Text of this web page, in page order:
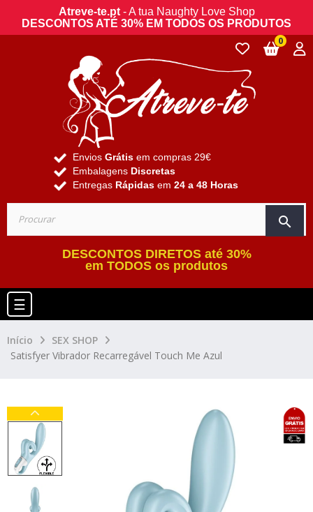
Atreve-te.pt- A tua Naughty Love Shop
DESCONTOS ATÉ 30% EM TODOS OS PRODUTOS
Envios Grátis em compras 29€
Embalagens Discretas
Entregas Rápidas em 24 a 48 Horas
search
0
DESCONTOS DIRETOS até 30%
em TODOS os produtos
Toggle navigation
☰
Início
SEX SHOP
Satisfyer Vibrador Recarregável Touch Me Azul